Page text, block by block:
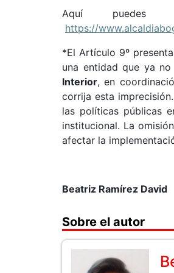
Aquí
https://
*El Artículo 9º
una entidad que ya
Interior, en
corrija esta
las políticas públicas
institucional. La
afectar la
Beatriz Ramírez David
Sobre el autor